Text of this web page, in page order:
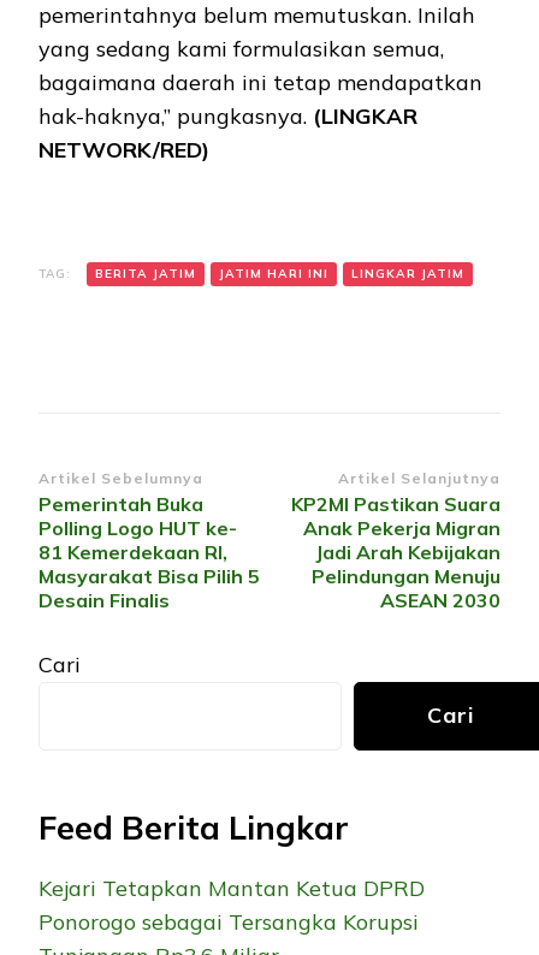
pemerintahnya belum memutuskan. Inilah
yang sedang kami formulasikan semua,
bagaimana daerah ini tetap mendapatkan
hak-haknya,” pungkasnya. (LINGKAR
NETWORK/RED)
TAG: BERITA JATIM JATIM HARI INI LINGKAR JATIM
Navigasi
Artikel
Artikel Sebelumnya
Pemerintah Buka
Polling Logo HUT ke-
81 Kemerdekaan RI,
Masyarakat Bisa Pilih 5
Desain Finalis
Artikel Selanjutnya
KP2MI Pastikan Suara
Anak Pekerja Migran
Jadi Arah Kebijakan
Pelindungan Menuju
ASEAN 2030
Cari
Cari
Feed Berita Lingkar
Kejari Tetapkan Mantan Ketua DPRD
Ponorogo sebagai Tersangka Korupsi